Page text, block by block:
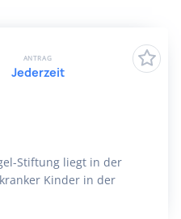
Stiftung liegt in der
Kinder in der
ANTRAG
Jederzeit